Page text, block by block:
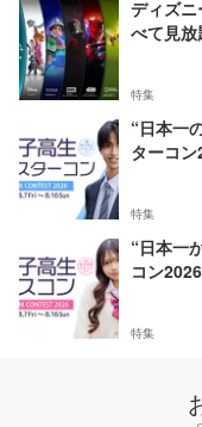
ディズ
べて見放
特集
“日本一
ターコン
特集
“日本一
コン
特集